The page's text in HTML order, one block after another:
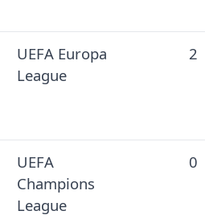
UEFA Europa
League
2
UEFA
Champions
League
0